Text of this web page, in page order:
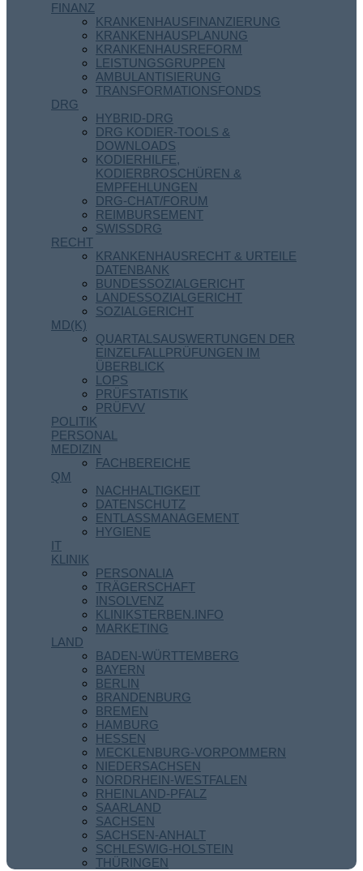
FINANZ
KRANKENHAUSFINANZIERUNG
KRANKENHAUSPLANUNG
KRANKENHAUSREFORM
LEISTUNGSGRUPPEN
AMBULANTISIERUNG
TRANSFORMATIONSFONDS
DRG
HYBRID-DRG
DRG KODIER-TOOLS &
DOWNLOADS
KODIERHILFE,
KODIERBROSCHÜREN &
EMPFEHLUNGEN
DRG-CHAT/FORUM
REIMBURSEMENT
SWISSDRG
RECHT
KRANKENHAUSRECHT & URTEILE
DATENBANK
BUNDESSOZIALGERICHT
LANDESSOZIALGERICHT
SOZIALGERICHT
MD(K)
QUARTALSAUSWERTUNGEN DER
EINZELFALLPRÜFUNGEN IM
ÜBERBLICK
LOPS
PRÜFSTATISTIK
PRÜFVV
POLITIK
PERSONAL
MEDIZIN
FACHBEREICHE
QM
NACHHALTIGKEIT
DATENSCHUTZ
ENTLASSMANAGEMENT
HYGIENE
IT
KLINIK
PERSONALIA
TRÄGERSCHAFT
INSOLVENZ
KLINIKSTERBEN.INFO
MARKETING
LAND
BADEN-WÜRTTEMBERG
BAYERN
BERLIN
BRANDENBURG
BREMEN
HAMBURG
HESSEN
MECKLENBURG-VORPOMMERN
NIEDERSACHSEN
NORDRHEIN-WESTFALEN
RHEINLAND-PFALZ
SAARLAND
SACHSEN
SACHSEN-ANHALT
SCHLESWIG-HOLSTEIN
THÜRINGEN